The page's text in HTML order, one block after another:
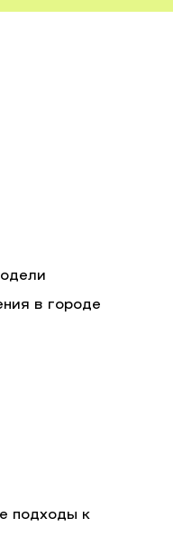
в городе
подходы к